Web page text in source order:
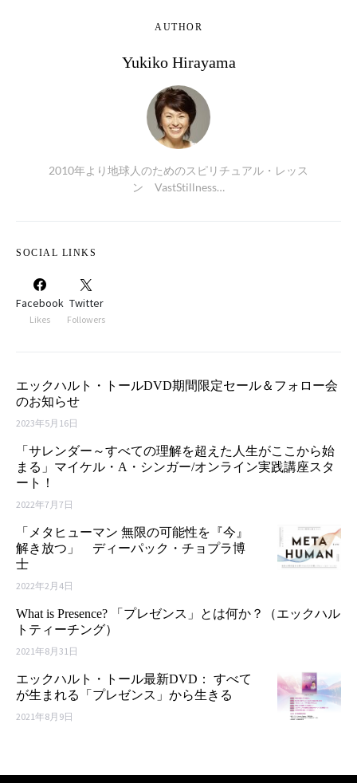
AUTHOR
Yukiko Hirayama
2010年より地球人のためのスピリチュアル・レッス
ン VastStillness…
SOCIAL LINKS
Facebook
Likes
Twitter
Followers
エックハルト・トールDVD期間限定セール＆フォロー会
のお知らせ
2023年5月16日
「サレンダー～すべての理解を超えた人生がここから始
まる」マイケル・A・シンガー/オンライン実践講座スタ
ート！
2022年7月7日
「メタヒューマン 無限の可能性を『今』
解き放つ」 ディーパック・チョプラ博
士
2022年2月4日
What is Presence? 「プレゼンス」とは何か？（エックハル
トティーチング）
2021年8月31日
エックハルト・トール最新DVD： すべて
が生まれる「プレゼンス」から生きる
2021年8月9日